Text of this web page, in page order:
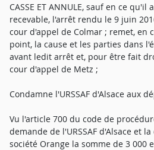
CASSE ET ANNULE, sauf en ce qu'il
recevable, l'arrêt rendu le 9 juin
cour d'appel de Colmar ; remet, en
point, la cause et les parties dans
avant ledit arrêt et, pour être fait
cour d'appel de Metz ;
Condamne l'URSSAF d'Alsace aux
Vu l'article 700 du code de
demande de l'URSSAF d'Alsace et
société Orange la somme de 3 000